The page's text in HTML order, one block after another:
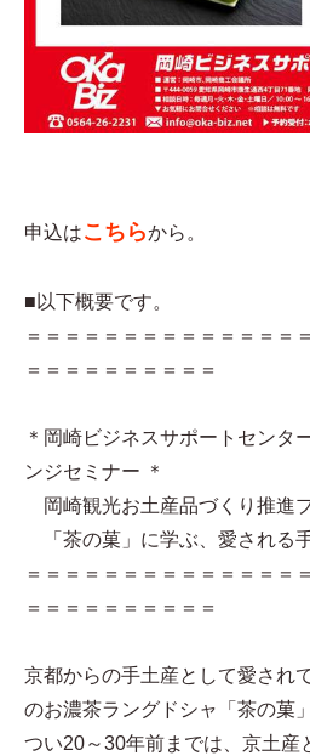
申込はこちらから。
■以下概要です。
＝＝＝＝＝＝＝＝＝＝＝＝＝＝
＝＝＝＝＝＝＝＝＝＝
＊岡崎ビジネスサポートセン
ンジセミナー ＊
岡崎観光お土産品づくり推進
「茶の菓」に学ぶ、愛される
＝＝＝＝＝＝＝＝＝＝＝＝＝＝
＝＝＝＝＝＝＝＝＝＝
京都からの手土産として愛され
のお濃茶ラングドシャ「茶の菓」
つい20～30年前までは、京土産